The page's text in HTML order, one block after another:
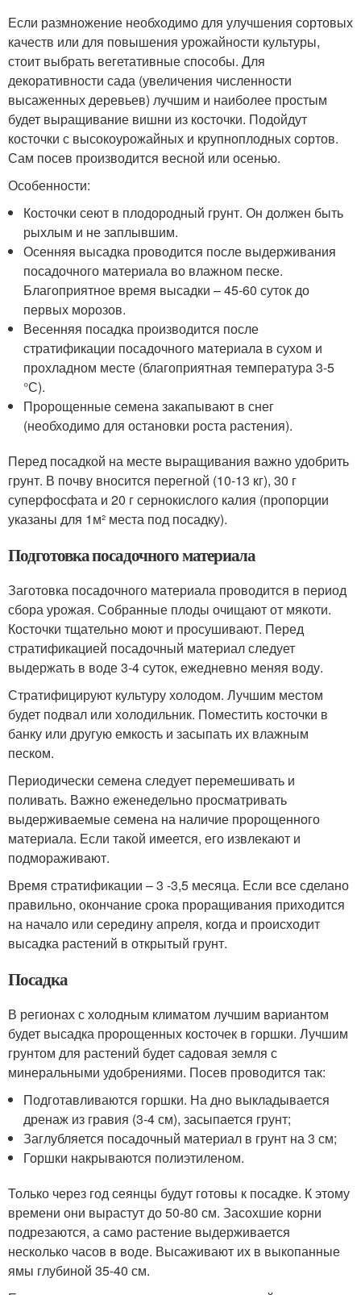
Если размножение необходимо для улучшения сортовых
качеств или для повышения урожайности культуры,
стоит выбрать вегетативные способы. Для
декоративности сада (увеличения численности
высаженных деревьев) лучшим и наиболее простым
будет выращивание вишни из косточки. Подойдут
косточки с высокоурожайных и крупноплодных сортов.
Сам посев производится весной или осенью.
Особенности:
Косточки сеют в плодородный грунт. Он должен быть
рыхлым и не заплывшим.
Осенняя высадка проводится после выдерживания
посадочного материала во влажном песке.
Благоприятное время высадки – 45-60 суток до
первых морозов.
Весенняя посадка производится после
стратификации посадочного материала в сухом и
прохладном месте (благоприятная температура 3-5
°С).
Пророщенные семена закапывают в снег
(необходимо для остановки роста растения).
Перед посадкой на месте выращивания важно удобрить
грунт. В почву вносится перегной (10-13 кг), 30 г
суперфосфата и 20 г сернокислого калия (пропорции
указаны для 1м² места под посадку).
Подготовка посадочного материала
Заготовка посадочного материала проводится в период
сбора урожая. Собранные плоды очищают от мякоти.
Косточки тщательно моют и просушивают. Перед
стратификацией посадочный материал следует
выдержать в воде 3-4 суток, ежедневно меняя воду.
Стратифицируют культуру холодом. Лучшим местом
будет подвал или холодильник. Поместить косточки в
банку или другую емкость и засыпать их влажным
песком.
Периодически семена следует перемешивать и
поливать. Важно еженедельно просматривать
выдерживаемые семена на наличие пророщенного
материала. Если такой имеется, его извлекают и
подмораживают.
Время стратификации – 3 -3,5 месяца. Если все сделано
правильно, окончание срока проращивания приходится
на начало или середину апреля, когда и происходит
высадка растений в открытый грунт.
Посадка
В регионах с холодным климатом лучшим вариантом
будет высадка пророщенных косточек в горшки. Лучшим
грунтом для растений будет садовая земля с
минеральными удобрениями. Посев проводится так:
Подготавливаются горшки. На дно выкладывается
дренаж из гравия (3-4 см), засыпается грунт;
Заглубляется посадочный материал в грунт на 3 см;
Горшки накрываются полиэтиленом.
Только через год сеянцы будут готовы к посадке. К этому
времени они вырастут до 50-80 см. Засохшие корни
подрезаются, а само растение выдерживается
несколько часов в воде. Высаживают их в выкопанные
ямы глубиной 35-40 см.